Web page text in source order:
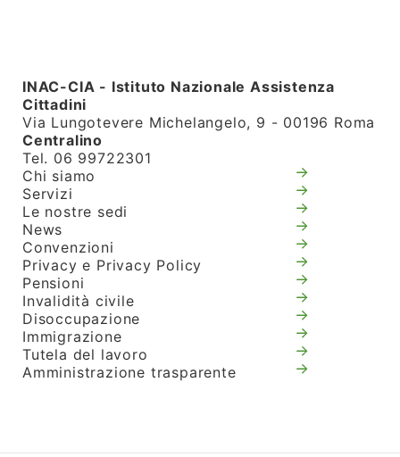
INAC-CIA - Istituto Nazionale Assistenza
Cittadini
Via Lungotevere Michelangelo, 9 - 00196 Roma
Centralino
Tel. 06 99722301
Chi siamo
Servizi
Le nostre sedi
News
Convenzioni
Privacy e Privacy Policy
Pensioni
Invalidità civile
Disoccupazione
Immigrazione
Tutela del lavoro
Amministrazione trasparente